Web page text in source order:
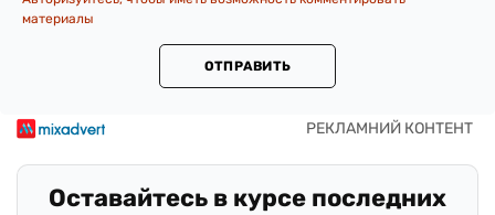
материалы
ОТПРАВИТЬ
Оставайтесь в курсе последних